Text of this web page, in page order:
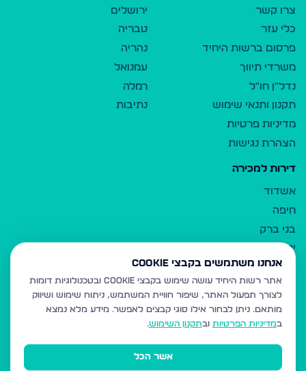
צרו קשר
כלי עזר
פרסום ברשות היחיד
משרדי תיווך
נדל"ן חו"ל
תקנון ותנאי שימוש
מדיניות פרטיות
הצהרת נגישות
ירושלים
טבריה
נהריה
עמנואל
רמלה
נתיבות
דירות למכירה
אשדוד
חיפה
בני ברק
ירושלים
אלעד
גבעת זאב
בית שמש
רכסים
מודיעין עילית
אנחנו משתמשים בקבצי Cookie
אתר רשות היחיד עושה שימוש בקבצי Cookie ובטכנולוגיות דומות
לצורך תפעול האתר, שיפור חוויית המשתמש, ניתוח שימוש ושיווק
מותאם. ניתן לבחור אילו סוגי קבצים לאפשר. מידע מלא נמצא
במדיניות הפרטיות ובתקנון השימוש.
אשר הכל